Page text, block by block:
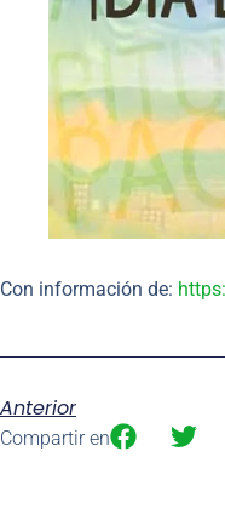
Con información de:
Anterior
Compartir en